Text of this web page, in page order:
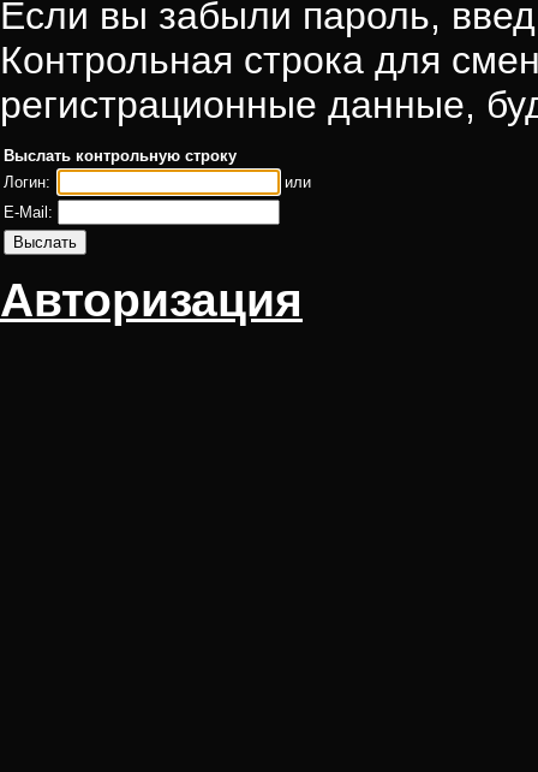
Если вы забыли пароль,
Контрольная строка для
регистрационные данные,
Выслать контрольную строку
Логин:
или
E-Mail:
Авторизация